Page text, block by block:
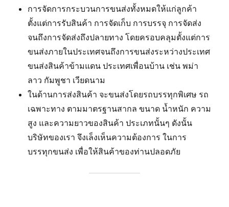
การจัดการกระบวนการขนส่งทั้งหมดให้แก่ลูกค้า
ตั้งแต่การรับสินค้า การจัดเก็บ การบรรจุ การจัดส่ง
จนถึงการจัดส่งถึงปลายทาง โดยครอบคลุมตั้งแต่การ
ขนส่งภายในประเทศจนถึงการขนส่งระหว่างประเทศ
ขนส่งสินค้าข้ามแดน ประเทศเพื่อนบ้าน เช่น พม่า
ลาว กัมพูชา เวียดนาม
ในด้านการส่งสินค้า จะขนส่งโดยรถบรรทุกพิเศษ รถ
เฉพาะทาง ตามมาตรฐานสากล ขนาด น้ำหนัก ความ
สูง และความยาวของสินค้า ประเภทนั้นๆ ดังนั้น
บริษัทของเรา จึงเล็งเห็นความต้องการ ในการ
บรรทุกขนส่ง เพื่อให้สินค้าของท่านปลอดภัย